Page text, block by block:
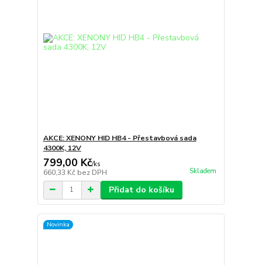
AKCE: XENONY HID HB4 - Přestavbová sada
4300K, 12V
799,00 Kč/ks
660,33 Kč bez DPH Skladem
Přidat do košíku
Novinka